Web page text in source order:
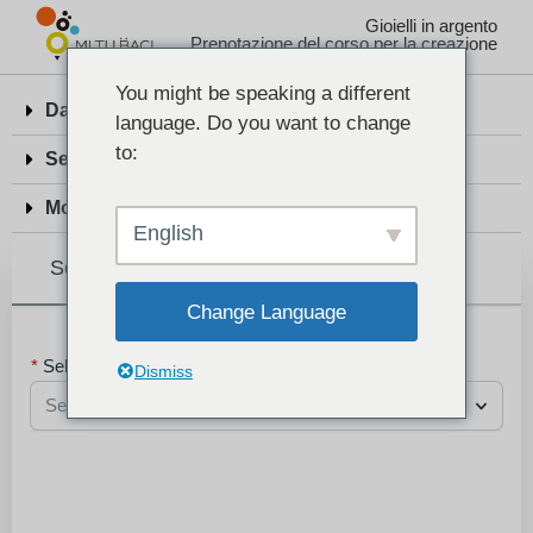
Gioielli in argento
Prenotazione del corso per la creazione
Date e luogo delle prenotazioni
Servizio Tax-Free
Modifiche e cancellazioni della prenotazione
Selezione del corso
Seleziona un corso:
Seleziona
You might be speaking a different
language. Do you want to change
to:
English
Change Language
Dismiss